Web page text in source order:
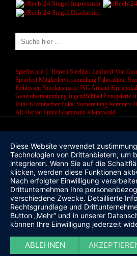
Spielbericht 1. Herren Steeldart Lauftreff Von
Sportfest Mitgliederversammlung Fahrradtour
Kohlessen Nikolausmarkt JSG Artland Kreispokal
Generalversammlung Jugendfußball Fotogalerie st
Rulle Krombacher Pokal Vorbereitung Remmers
Alt-Herren Franz Grammann Kletterwald
Diese Website verwendet
Technologien von Drittanbietern, um
integrieren. Wenn Sie auf die
klicken, werden diese Funktionen
Nach erfolgter Einwilligung
Drittunternehmen Ihre
verschiedene Zwecke. Detaillierte
Rechtsgrundlage und
Button „Mehr“ und in unserer
können Ihre Einwilligung jederzeit
ABLEHNEN